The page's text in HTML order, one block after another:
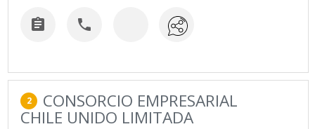
 
2 CONSORCIO EMPRESARIAL
CHILE UNIDO LIMITADA